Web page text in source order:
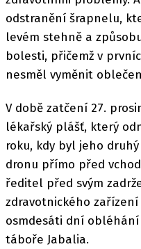
odstranění šrapnelu,
levém stehně a
bolesti, přičemž v
nesměl vyměnit
V době zatčení 27.
lékařský plášť, který
roku, kdy byl jeho
dronu přímo před
ředitel před svým
zdravotnického
osmdesáti dní
táboře Jabalia.